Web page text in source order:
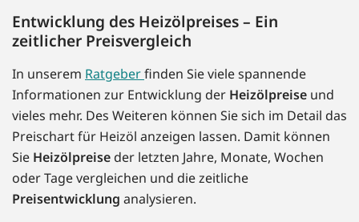
Entwicklung des Heizölpreises – Ein
zeitlicher Preisvergleich
In unserem Ratgeberfinden Sie viele spannende
Informationen zur Entwicklung der Heizölpreise und
vieles mehr. Des Weiteren können Sie sich im Detail das
Preischart für Heizöl anzeigen lassen. Damit können
Sie Heizölpreise der letzten Jahre, Monate, Wochen
oder Tage vergleichen und die zeitliche
Preisentwicklung analysieren.